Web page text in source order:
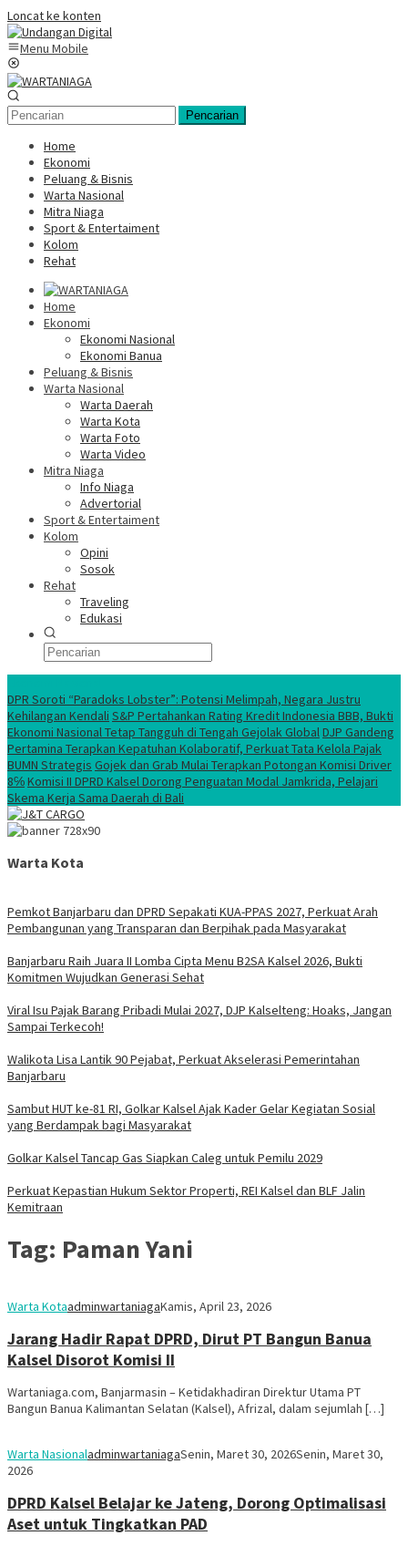
Loncat ke konten
Menu Mobile
Pencarian
Home
Ekonomi
Peluang & Bisnis
Warta Nasional
Mitra Niaga
Sport & Entertaiment
Kolom
Rehat
Home
Ekonomi
Ekonomi Nasional
Ekonomi Banua
Peluang & Bisnis
Warta Nasional
Warta Daerah
Warta Kota
Warta Foto
Warta Video
Mitra Niaga
Info Niaga
Advertorial
Sport & Entertaiment
Kolom
Opini
Sosok
Rehat
Traveling
Edukasi
DPR Soroti “Paradoks Lobster”: Potensi Melimpah, Negara Justru
Kehilangan Kendali S&P Pertahankan Rating Kredit Indonesia BBB, Bukti
Ekonomi Nasional Tetap Tangguh di Tengah Gejolak GlobalDJP Gandeng
Pertamina Terapkan Kepatuhan Kolaboratif, Perkuat Tata Kelola Pajak
BUMN Strategis Gojek dan Grab Mulai Terapkan Potongan Komisi Driver
8℅Komisi II DPRD Kalsel Dorong Penguatan Modal Jamkrida, Pelajari
Skema Kerja Sama Daerah di Bali
Warta Kota
Pemkot Banjarbaru dan DPRD Sepakati KUA-PPAS 2027, Perkuat Arah
Pembangunan yang Transparan dan Berpihak pada Masyarakat
Banjarbaru Raih Juara II Lomba Cipta Menu B2SA Kalsel 2026, Bukti
Komitmen Wujudkan Generasi Sehat
Viral Isu Pajak Barang Pribadi Mulai 2027, DJP Kalselteng: Hoaks, Jangan
Sampai Terkecoh!
Walikota Lisa Lantik 90 Pejabat, Perkuat Akselerasi Pemerintahan
Banjarbaru
Sambut HUT ke-81 RI, Golkar Kalsel Ajak Kader Gelar Kegiatan Sosial
yang Berdampak bagi Masyarakat
Golkar Kalsel Tancap Gas Siapkan Caleg untuk Pemilu 2029
Perkuat Kepastian Hukum Sektor Properti, REI Kalsel dan BLF Jalin
Kemitraan
Tag: Paman Yani
Warta KotaadminwartaniagaKamis, April 23, 2026
Jarang Hadir Rapat DPRD, Dirut PT Bangun Banua
Kalsel Disorot Komisi II
Wartaniaga.com, Banjarmasin – Ketidakhadiran Direktur Utama PT
Bangun Banua Kalimantan Selatan (Kalsel), Afrizal, dalam sejumlah […]
Warta NasionaladminwartaniagaSenin, Maret 30, 2026Senin, Maret 30,
2026
DPRD Kalsel Belajar ke Jateng, Dorong Optimalisasi
Aset untuk Tingkatkan PAD